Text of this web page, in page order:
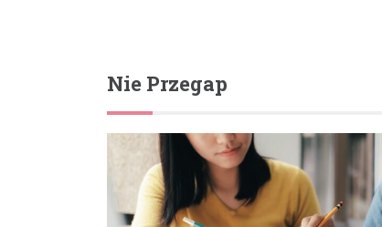
Nie Przegap